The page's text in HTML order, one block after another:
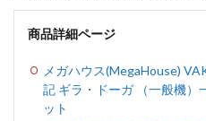
商品詳細ページ
メガハウス(MegaHouse)
記 ギラ・ドーガ （一般機）
ット